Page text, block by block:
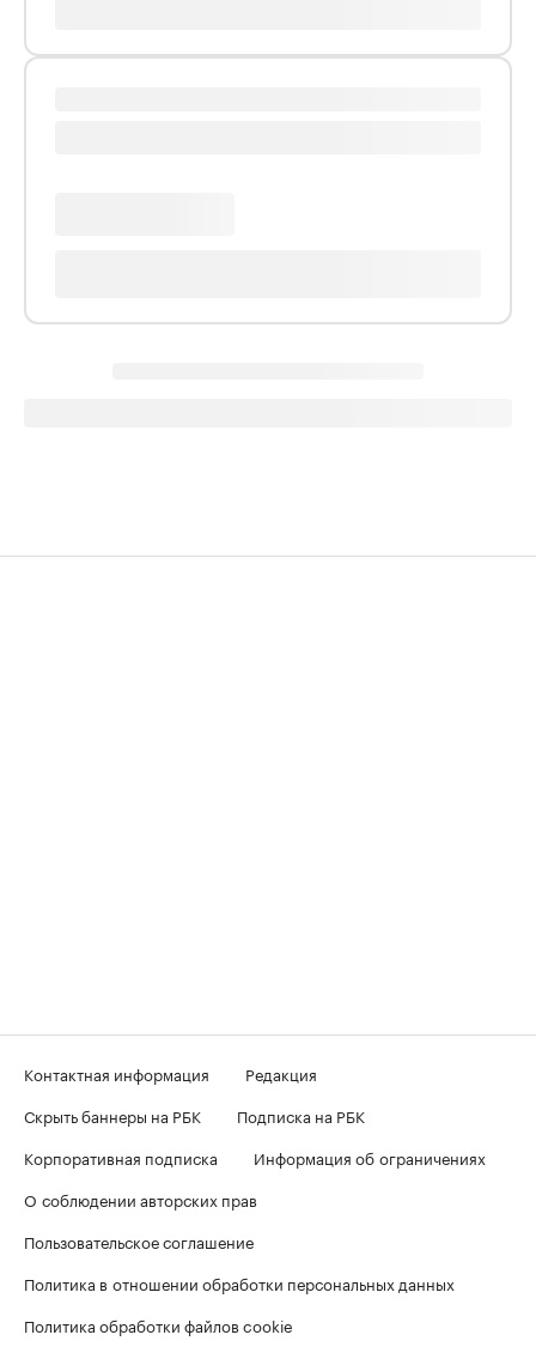
Контактная информация
Редакция
Скрыть баннеры на РБК
Подписка на РБК
Корпоративная подписка
Информация об ограничениях
О соблюдении авторских прав
Пользовательское соглашение
Политика в отношении обработки персональных данных
Политика обработки файлов cookie